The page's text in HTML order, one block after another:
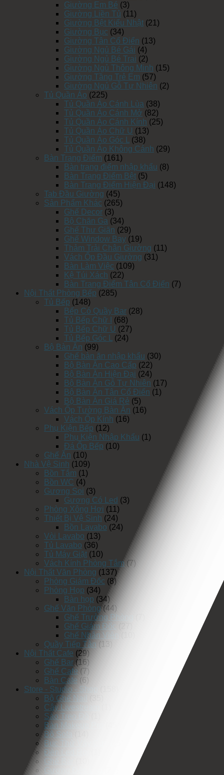
Giường Em Bé (3)
Giường Liền Tủ (11)
Giường Bệt Kiểu Nhật (21)
Giường Bục (34)
Giường Tân Cổ Điển (13)
Giường Ngủ Bé Gái (4)
Giường Ngủ Bé Trai (2)
Giường Ngủ Thông Minh (15)
Giường Tầng Trẻ Em (57)
Giường Ngủ Gỗ Tự Nhiên (2)
Tủ Quần Áo (225)
Tủ Quần Áo Cánh Lùa (38)
Tủ Quần Áo Cánh Mở (82)
Tủ Quần Áo Cánh Kính (25)
Tủ Quần Áo Chữ U (13)
Tủ Quần Áo Góc L
(38)
Tủ Quần Áo Không Cánh (29)
Bàn Trang Điểm (161)
Bàn trang điểm nhập khẩu (8)
Bàn Trang Điểm Bệt (5)
Bàn Trang Điểm Hiện Đại (148)
Tab Đầu Giường (45)
Sản Phẩm Khác (265)
Ghế Decor (3)
Bộ Chăn Ga (34)
Ghế Thư Giãn (29)
Ghế Window Bay (19)
Thảm Trải Chân Giường (11)
Vách Ốp Đầu Giường (31)
Bàn Làm Việc (109)
Kệ Túi Xách (22)
Bàn Trang Điểm Tân Cổ Điển (7)
Nội Thất Phòng Bếp (285)
Tủ Bếp (148)
Bếp Có Quầy Bar (28)
Tủ Bếp Chữ I
(68)
Tủ Bếp Chữ U (27)
Tủ Bếp Góc L
(24)
Bộ Bàn Ăn (99)
Ghế bàn ăn nhập khẩu (30)
Bộ Bàn Ăn Cao Cấp (22)
Bộ Bàn Ăn Hiện Đại (24)
Bộ Bàn Ăn Gỗ Tự Nhiên (17)
Bộ Bàn Ăn Tân Cổ Điển (1)
Bộ Bàn Ăn Giá Rẻ (5)
Vách Ốp Tường Bàn Ăn (16)
Vách Ốp Kính (16)
Phụ Kiện Bếp (12)
Phụ Kiện Nhập Khẩu (1)
Đá Ốp Bếp (10)
Ghế Ăn (10)
Nhà Vệ Sinh (109)
Bồn Tắm (1)
Bồn WC (4)
Gương Soi (3)
Gương Có Led (3)
Phòng Xông Hơi (11)
Thiết Bị Vệ Sinh (24)
Bồn Lavabo (24)
Vòi Lavabo (13)
Tủ Lavabo (36)
Tủ Máy Giặt (10)
Vách Kính Phòng Tắm (7)
Nội Thất Văn Phòng (137)
Phòng Giám Đốc (8)
Phòng Họp (34)
Bàn họp (34)
Ghế Văn Phòng (44)
Ghế Trưởng Phòng
Ghế Giám Đốc
Ghế Nhân Viên
Quầy Tiếp Tân (13)
Nội Thất Cafe (29)
Ghế Bar (16)
Ghế Cafe (7)
Bàn Cafe (6)
Store - Studio - Shop
Bộ Ghế Nail
Cây Livestream
Sào Treo Đồ
Bàn Makeup Pro
Bộ Sofa
Bục Thử Váy Cưới
Đèn Led Rọi
Ghế Bar
Gương Đèn Led